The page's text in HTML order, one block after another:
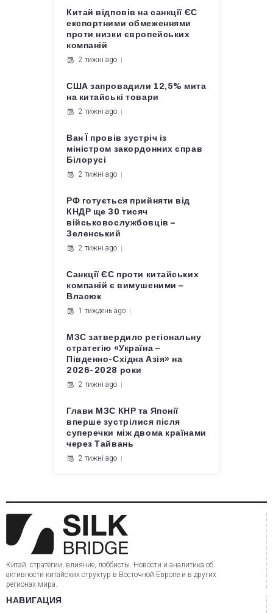
Китай відповів на санкції ЄС
експортними обмеженнями
проти низки європейських
компаній
2 тижні ago
США запровадили 12,5% мита
на китайські товари
2 тижні ago
Ван Ї провів зустріч із
міністром закордонних справ
Білорусі
2 тижні ago
РФ готується прийняти від
КНДР ще 30 тисяч
військовослужбовців –
Зеленський
2 тижні ago
Санкції ЄС проти китайських
компаній є вимушеними –
Власюк
1 тиждень ago
МЗС затвердило регіональну
стратегію «Україна –
Південно-Східна Азія» на
2026-2028 роки
2 тижні ago
Глави МЗС КНР та Японії
вперше зустрілися після
суперечки між двома країнами
через Тайвань
2 тижні ago
Китай: стратегии, влияние, лоббисты. Новости и аналитика об
активности китайских структур в Восточной Европе и в других
регионах мира.
НАВИГАЦИЯ